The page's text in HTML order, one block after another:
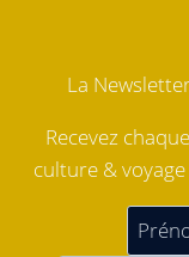
La
Recevez
culture &